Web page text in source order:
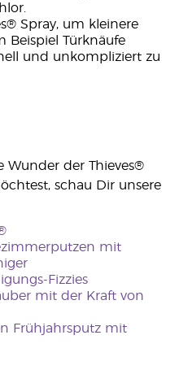
Spray, um kleinere
Beispiel Türknäufe
und unkompliziert zu
Wunder der Thieves®
schau Dir unsere
mit
Fizzies
mit der Kraft von
Frühjahrsputz mit